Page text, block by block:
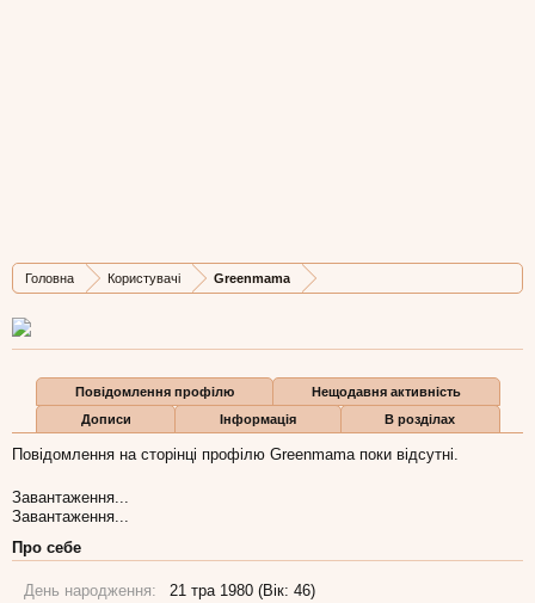
Головна Користувачі Greenmama
Дописів
0
Карма
0
Бали
0
Повідомлення профілю
Нещодавня активність
Дописи
Інформація В розділах
Повідомлення на сторінці профілю Greenmama поки відсутні.
Завантаження...
Завантаження...
Про себе
День народження:
21 тра 1980 (Вік: 46)